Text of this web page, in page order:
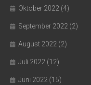
Oktober 2022 (4)
September 2022 (2)
August 2022 (2)
Juli 2022 (12)
Juni 2022 (15)